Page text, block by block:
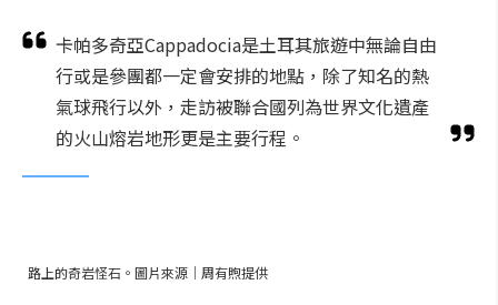
卡帕多奇亞Cappadocia是土耳其旅遊中無論自由
行或是參團都一定會安排的地點，除了知名的熱
氣球飛行以外，走訪被聯合國列為世界文化遺產
的火山熔岩地形更是主要行程。
路上的奇岩怪石。圖片來源｜周有煦提供